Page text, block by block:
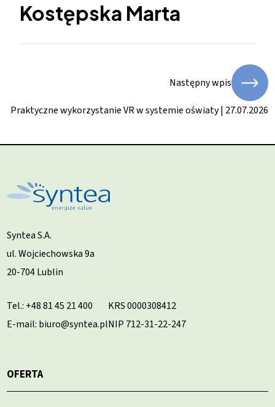
Kostępska Marta
Następny wpis
Praktyczne wykorzystanie VR w systemie oświaty | 27.07.2026
Syntea S.A.
ul. Wojciechowska 9a
20-704 Lublin
Tel.: +48 81 45 21 400
E-mail: biuro@syntea.pl
KRS 0000308412
NIP 712-31-22-247
OFERTA